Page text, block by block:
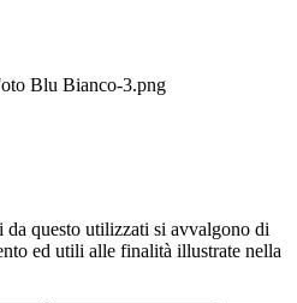
Blu Bianco-3.png
questo utilizzati si avvalgono di
ed utili alle finalità illustrate nella